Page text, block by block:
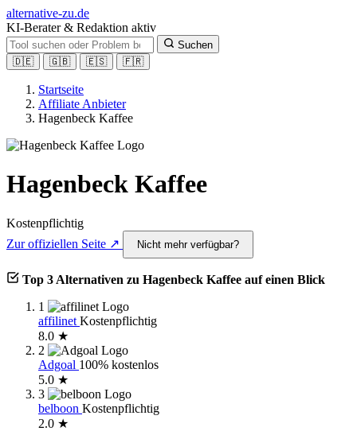
alternative-zu.de
KI-Berater & Redaktion aktiv
Suchen
🇩🇪
🇬🇧 🇪🇸 🇫🇷
Startseite
Affiliate Anbieter
Hagenbeck Kaffee
Hagenbeck Kaffee
Kostenpflichtig
Zur offiziellen Seite ↗
Nicht mehr verfügbar?
Top 3 Alternativen zu Hagenbeck Kaffee auf einen Blick
1
affilinet Kostenpflichtig
8.0 ★
2
Adgoal 100% kostenlos
5.0 ★
3
belboon Kostenpflichtig
2.0 ★